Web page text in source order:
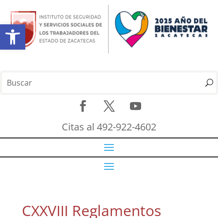
Abrir barra de herramientas
Citas al 492-922-4602
CXXVIII Reglamentos